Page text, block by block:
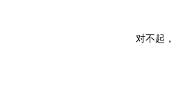
对不起 ，